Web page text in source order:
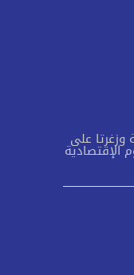
وزغرتا على
الإقتصادية